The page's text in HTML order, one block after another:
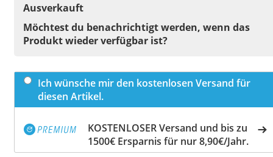
Ausverkauft
Möchtest du benachrichtigt werden, wenn das
Produkt wieder verfügbar ist?
Ich wünsche mir den kostenlosen Versand für
diesen Artikel.
KOSTENLOSER Versand und bis zu
1500€ Ersparnis für nur 8,90€/Jahr.